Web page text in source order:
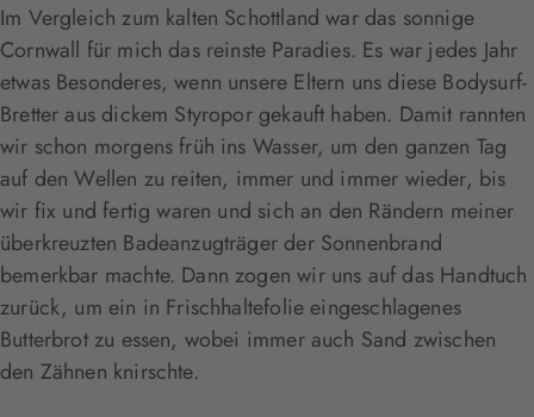
Im Vergleich zum kalten Schottland war das sonnige
Cornwall für mich das reinste Paradies. Es war jedes Jahr
etwas Besonderes, wenn unsere Eltern uns diese Bodysurf-
Bretter aus dickem Styropor gekauft haben. Damit rannten
wir schon morgens früh ins Wasser, um den ganzen Tag
auf den Wellen zu reiten, immer und immer wieder, bis
wir fix und fertig waren und sich an den Rändern meiner
überkreuzten Badeanzugträger der Sonnenbrand
bemerkbar machte. Dann zogen wir uns auf das Handtuch
zurück, um ein in Frischhaltefolie eingeschlagenes
Butterbrot zu essen, wobei immer auch Sand zwischen
den Zähnen knirschte.